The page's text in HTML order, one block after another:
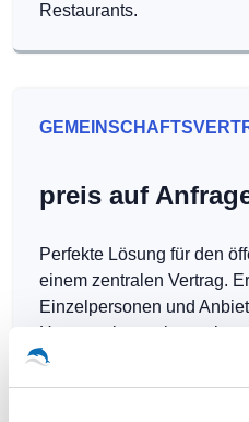
Restaurants.
preis auf
Perfekte Lösung für den
einem zentralen Vertrag.
Einzelpersonen und
Hotspots kostenlos zu